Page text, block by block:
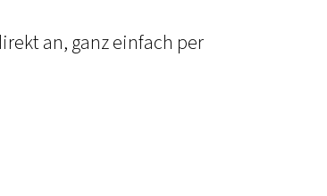
an, ganz einfach per